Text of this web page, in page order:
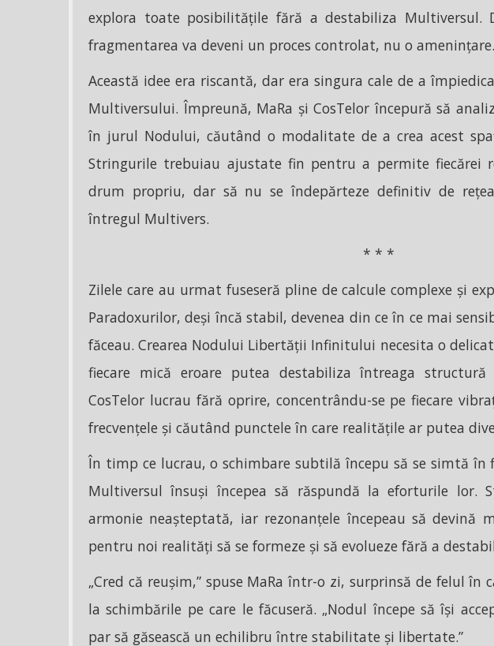
explora toate posibilitățile fără a destabiliza Multiversul.
fragmentarea va deveni un proces controlat, nu o
Această idee era riscantă, dar era singura cale de a
Multiversului. Împreună, MaRa și CosTelor începură să
în jurul Nodului, căutând o modalitate de a crea acest
Stringurile trebuiau ajustate fin pentru a permite fiecărei
drum propriu, dar să nu se îndepărteze definitiv de
întregul Multivers.
* * *
Zilele care au urmat fuseseră pline de calcule complexe și
Paradoxurilor, deși încă stabil, devenea din ce în ce mai
făceau. Crearea Nodului Libertății Infinitului necesita o
fiecare mică eroare putea destabiliza întreaga
CosTelor lucrau fără oprire, concentrându-se pe fiecare
frecvențele și căutând punctele în care realitățile ar putea
În timp ce lucrau, o schimbare subtilă începu să se simtă în
Multiversul însuși începea să răspundă la eforturile lor.
armonie neașteptată, iar rezonanțele începeau să devină
pentru noi realități să se formeze și să evolueze fără a
„Cred că reușim,” spuse MaRa într-o zi, surprinsă de felul în
la schimbările pe care le făcuseră. „Nodul începe să își
par să găsească un echilibru între stabilitate și libertate.”